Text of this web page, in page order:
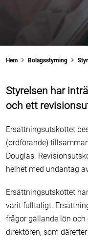
Hem Bolagsstyrning
Styrelsen har
och ett
Ersättningsutskottet
(ordförande)
Douglas.
helhet med undantag
Ersättningsutskottet
varit fulltaligt.
frågor gällande lön
direktören, som
Latour
Bolagsadresser
Securitas
Sweco
Troax
Analytiker
Finansiering
Kalender
Återköp av
Omvandling
Bolagsordning
Riskhantering
Revisorer